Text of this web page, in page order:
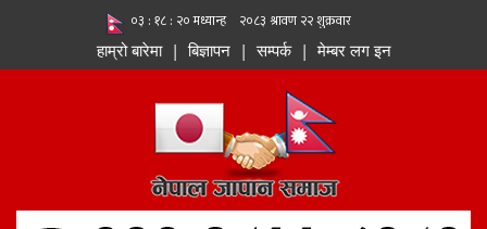
हाम्रो बारेमा | बिज्ञापन | सम्पर्क | मेम्बर लग इन